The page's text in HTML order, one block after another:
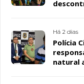
Há 2 dias
Polícia
natural